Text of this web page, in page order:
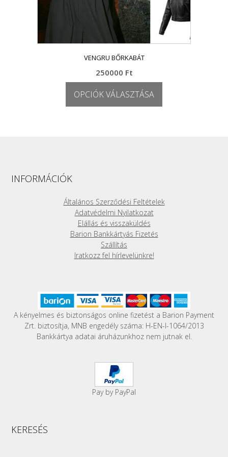
VENGRU BŐRKABÁT
250000 Ft
OPCIÓK VÁLASZTÁSA
a
termékoldalon
választhatók
ki
INFORMÁCIÓK
Általános Szerződési Feltételek
Adatvédelmi Nyilatkozat
Elállás és visszaküldés
Barion Bankkártyás Fizetés
Szállítás
Iratkozz fel hírlevelünkre!
A kényelmes és biztonságos online fizetést a Barion Payment
Zrt. biztosítja, MNB engedély száma: H-EN-I-1064/2013
Bankkártya adatai áruházunkhoz nem jutnak el.
Pay by PayPal
KERESÉS